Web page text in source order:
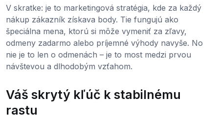
V skratke: je to marketingová stratégia, kde za každý
nákup zákazník získava body. Tie fungujú ako
špeciálna mena, ktorú si môže vymeniť za zľavy,
odmeny zadarmo alebo príjemné výhody navyše. No
nie je to len o odmenách – je to most medzi prvou
návštevou a dlhodobým vzťahom.
Váš skrytý kľúč k stabilnému
rastu